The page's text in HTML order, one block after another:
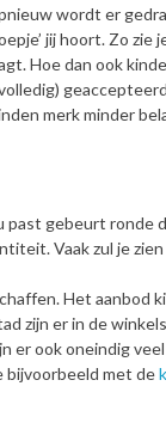
wordt er
jij hoort. Zo
Hoe dan ook
merk minder
past gebeurt ronde
Vaak zul je
Het aanbod
zijn er in de
er ook oneindig
bijvoorbeeld met de